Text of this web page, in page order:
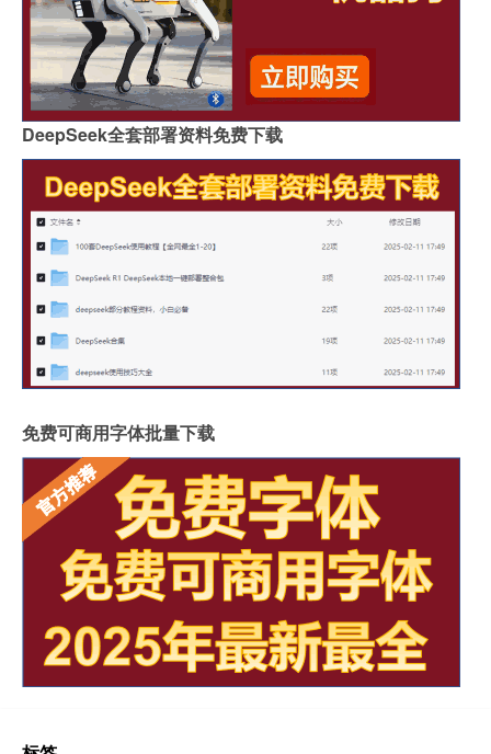
DeepSeek全套部署资料免费下载
免费可商用字体批量下载